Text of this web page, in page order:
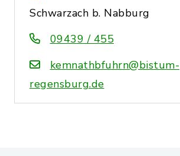
Schwarzach b. Nabburg
09439 / 455
kemnathbfuhrn@bistum-
regensburg.de